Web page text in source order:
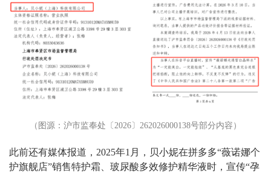
（图源：沪市监奉处〔2026〕262026000138号部分内容）
此前还有媒体报道，2025年1月，贝小妮在拼多多“薇诺娜个
护旗舰店”销售特护霜、玻尿酸多效修护精华液时，宣传“孕